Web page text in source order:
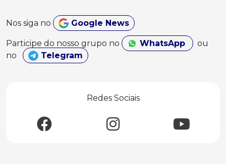
Nos siga no Google News
Participe do nosso grupo no WhatsApp
ou
no
Telegram
Redes Sociais